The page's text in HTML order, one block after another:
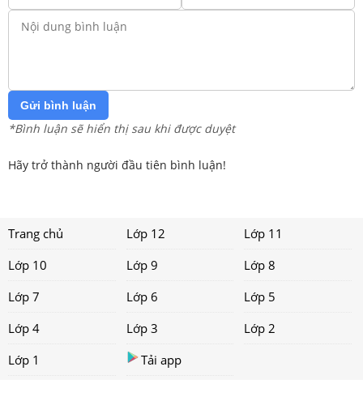
Gửi bình luận
*Bình luận sẽ hiển thị sau khi được duyệt
Hãy trở thành người đầu tiên bình luận!
Trang chủ Lớp 12
Lớp 11
Lớp 10
Lớp 9
Lớp 8
Lớp 7
Lớp 6
Lớp 5
Lớp 4
Lớp 3
Lớp 2
Lớp 1
Tải app